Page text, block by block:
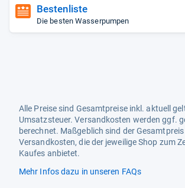
Bestenliste
Die besten Wasserpumpen
Alle Preise sind Gesamtpreise inkl. aktuell
Umsatzsteuer. Versandkosten werden ggf.
berechnet. Maßgeblich sind der
Versandkosten, die der jeweilige Shop zum
Kaufes anbietet.
Mehr Infos dazu in unseren FAQs